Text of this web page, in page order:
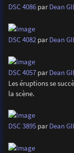
DSC 4086parDean
DSC 4082parDean
DSC 4057parDean
Les éruptions se
la scène.
DSC 3895parDean